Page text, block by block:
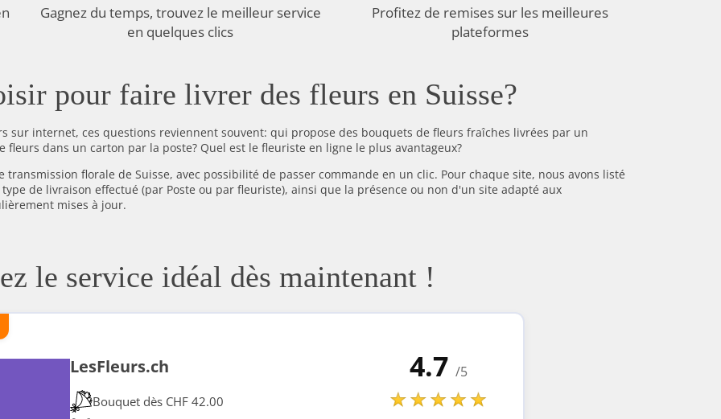
Gagnez du temps, trouvez le meilleur service
en quelques clics
Profitez de remises sur les meilleures
plateformes
pour faire livrer des fleurs en Suisse?
sur internet, ces questions reviennent souvent: qui propose des bouquets de fleurs fraîches livrées par un
dans un carton par la poste? Quel est le fleuriste en ligne le plus avantageux?
florale de Suisse, avec possibilité de passer commande en un clic. Pour chaque site, nous avons listé
de livraison effectué (par Poste ou par fleuriste), ainsi que la présence ou non d'un site adapté aux
mises à jour.
le service idéal dès maintenant !
LesFleurs.ch
Bouquet dès CHF 42.00
4.7 /5